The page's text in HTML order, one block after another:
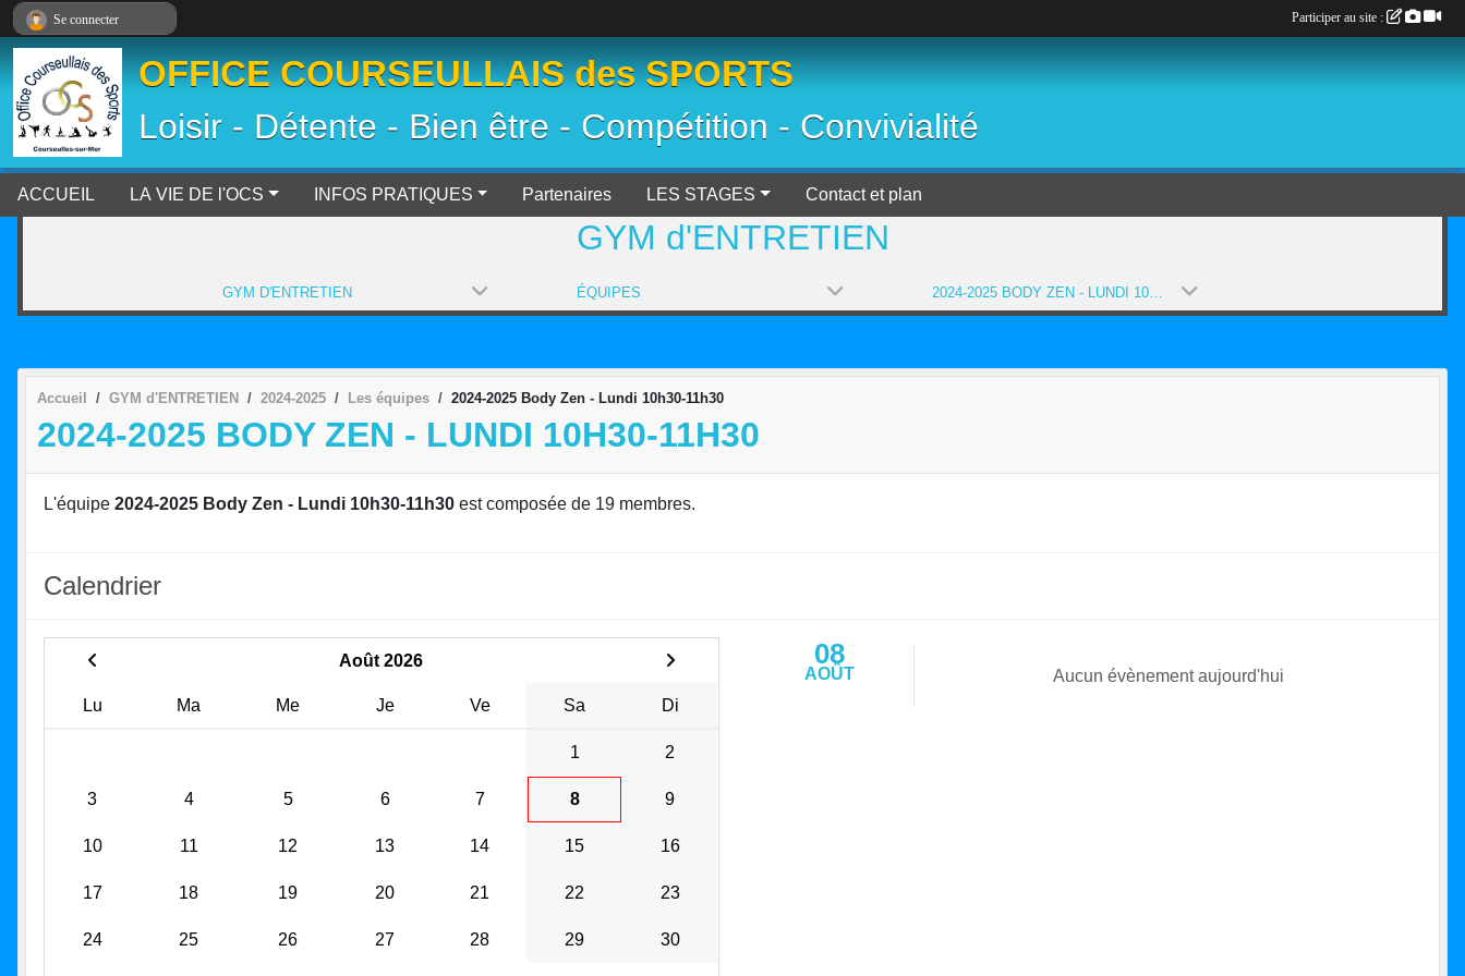
OFFICE COURSEULLAIS des SPORTS
Loisir - Détente - Bien être - Compétition - Convivialité
ACCUEIL LA VIE DE l'OCS INFOS PRATIQUES Partenaires LES STAGES Contact et plan
GYM d'ENTRETIEN
GYM D'ENTRETIEN ÉQUIPES 2024-2025 BODY ZEN - LUNDI 10H30-11H30 (SAISON 2024-2025)
Accueil GYM d'ENTRETIEN 2024-2025 Les équipes 2024-2025 Body Zen - Lundi 10h30-11h30
2024-2025 BODY ZEN - LUNDI 10H30-11H30
L'équipe 2024-2025 Body Zen - Lundi 10h30-11h30 est composée de 19 membres.
Calendrier
Août 2026
Lu Ma Me Je Ve Sa Di
1 2
3 4 5 6 7 8 9
10 11 12 13 14 15 16
17 18 19 20 21 22 23
24 25 26 27 28 29 30
08
AOÛT Aucun évènement aujourd'hui
Se connecter Participer au site :
Panneau de gestion des cookies